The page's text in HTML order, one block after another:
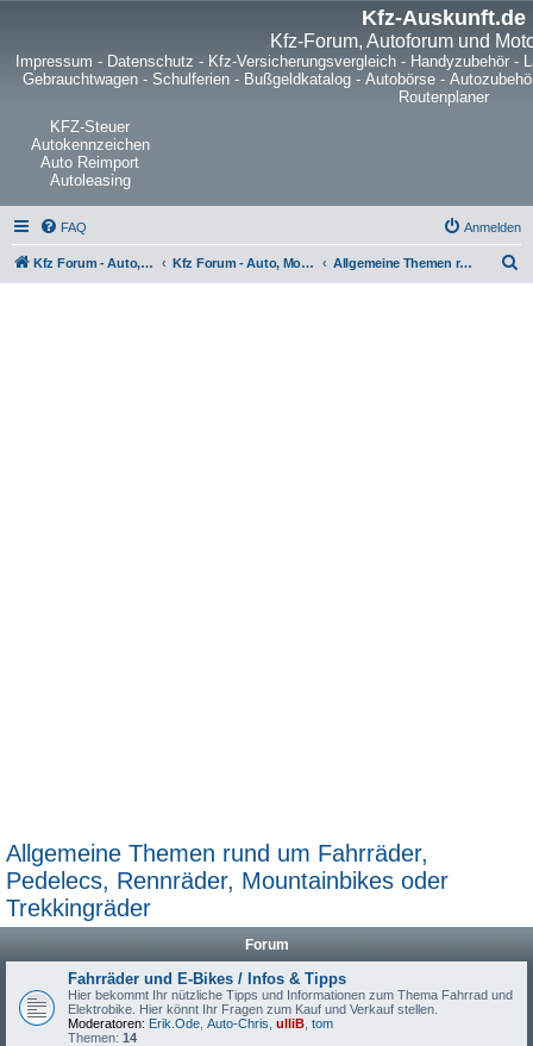
Kfz-Auskunft.de
Kfz-Forum, Autoforum und
Impressum - Datenschutz - Kfz-Versicherungsvergleich - Handyzubehör -
Gebrauchtwagen- Schulferien- Bußgeldkatalog- Autobörse-
Routenplaner
KFZ-Steuer
Autokennzeichen
Auto Reimport
Autoleasing
FAQ Anmelden
Kfz Forum - Auto, Motorrad und LKW Kfz Forum - Auto, Motorrad und LKW Allgemeine Themen rund um Fahrräder, Pedelecs, Rennräder, Mountainbikes oder Trekkingräder
Allgemeine Themen rund um Fahrräder,
Pedelecs, Rennräder, Mountainbikes oder
Trekkingräder
Forum
Fahrräder und E-Bikes / Infos & Tipps
Hier bekommt Ihr nützliche Tipps und Informationen zum Thema Fahrrad und
Elektrobike. Hier könnt Ihr Fragen zum Kauf und Verkauf stellen.
Moderatoren: Erik.Ode Auto-Chris ulliB tom
Themen: 14